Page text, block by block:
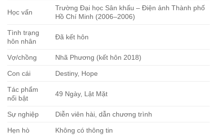
Học vấn
Trường Đại học Sân khấu – Điện ảnh Thành phố
Hồ Chí Minh (2006–2006)
Tình trạng
hôn nhân
Đã kết hôn
Vợ/chồng Nhã Phương (kết hôn 2018)
Con cái Destiny, Hope
Tác phẩm
nổi bật
49 Ngày, Lật Mặt
Sự nghiệp Diễn viên hài, dẫn chương trình
Hẹn hò Không có thông tin